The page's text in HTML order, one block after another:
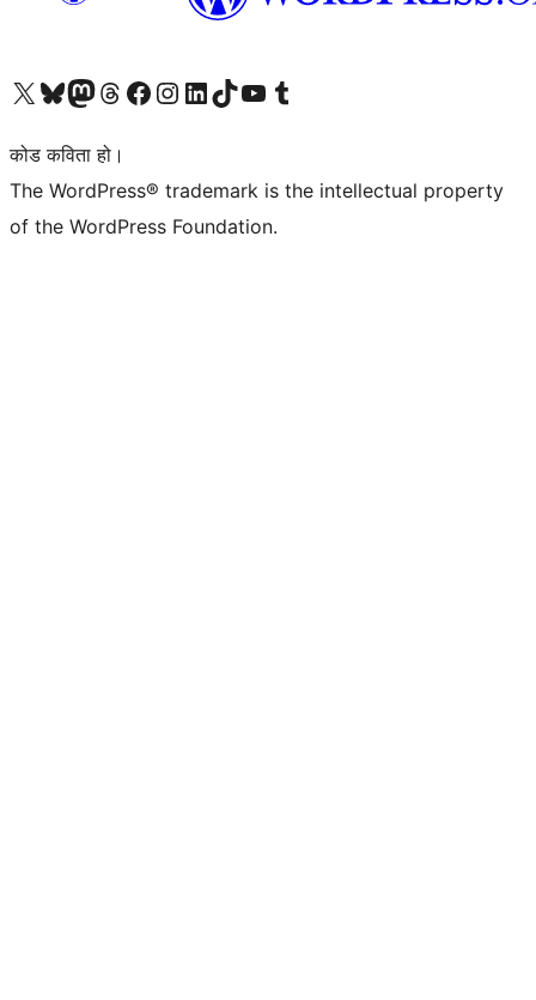
हाम्रो X (पहिले ट्विटर) खातामा जानुहोस्
हाम्रो Bluesky खाता भ्रमण गर्नुहोस्
हाम्रो म्यास्टोडन खाता भ्रमण गर्नुहोस्
हाम्रो थ्रेड्स खातामा जानुहोस्
हाम्रो फेसबुक पेजमा जानुहोस्
हाम्रो इन्स्टाग्राम खातामा जानुहोस्
हाम्रो लिङ्क्डइन खातामा जानुहोस्
हाम्रो TikTok खाता भ्रमण गर्नुहोस्
हाम्रो युट्युब च्यानलमा जानुहोस्
हाम्रो टम्बलर खाता भ्रमण गर्नुहोस्
कोड कविता हो।
The WordPress® trademark is the intellectual property
of the WordPress Foundation.